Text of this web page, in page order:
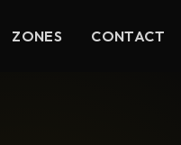
ZONES CONTACT